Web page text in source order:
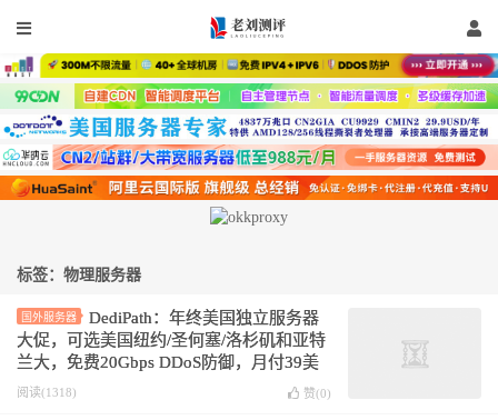
标签：物理服务器
国外服务器
DediPath：年终美国独立服务器
大促，可选美国纽约/圣何塞/洛杉矶和亚特
兰大，免费20Gbps DDoS防御，月付39美
元起
阅读(1318) 赞(0)